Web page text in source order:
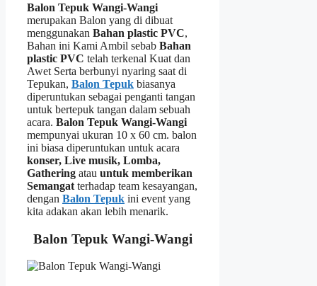
Balon Tepuk Wangi-Wangi
merupakan Balon yang di dibuat
menggunakan Bahan plastic PVC,
Bahan ini Kami Ambil sebab Bahan
plastic PVC telah terkenal Kuat dan
Awet Serta berbunyi nyaring saat di
Tepukan, Balon Tepuk biasanya
diperuntukan sebagai penganti tangan
untuk bertepuk tangan dalam sebuah
acara. Balon Tepuk Wangi-Wangi
mempunyai ukuran 10 x 60 cm. balon
ini biasa diperuntukan untuk acara
konser, Live musik, Lomba,
Gathering atau untuk memberikan
Semangat terhadap team kesayangan,
dengan Balon Tepuk ini event yang
kita adakan akan lebih menarik.
Balon Tepuk Wangi-Wangi